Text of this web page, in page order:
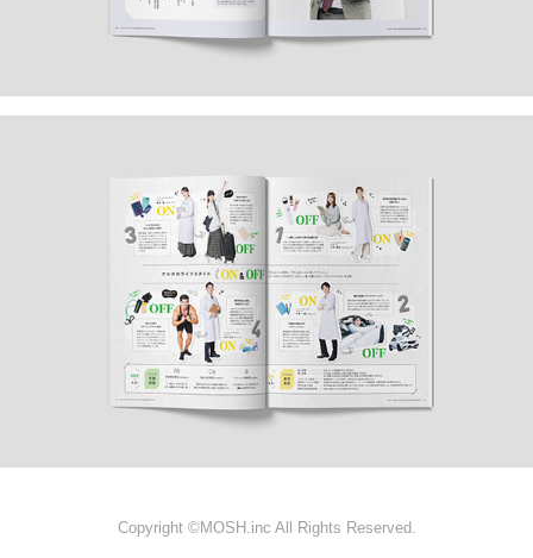
Copyright ©MOSH.inc All Rights Reserved.